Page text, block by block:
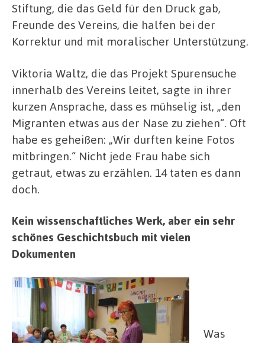
Stiftung, die das Geld für den Druck gab,
Freunde des Vereins, die halfen bei der
Korrektur und mit moralischer Unterstützung.
Viktoria Waltz, die das Projekt Spurensuche
innerhalb des Vereins leitet, sagte in ihrer
kurzen Ansprache, dass es mühselig ist, „den
Migranten etwas aus der Nase zu ziehen“. Oft
habe es geheißen: „Wir durften keine Fotos
mitbringen.“ Nicht jede Frau habe sich
getraut, etwas zu erzählen. 14 taten es dann
doch.
Kein wissenschaftliches Werk, aber ein sehr
schönes Geschichtsbuch mit vielen
Dokumenten
Was